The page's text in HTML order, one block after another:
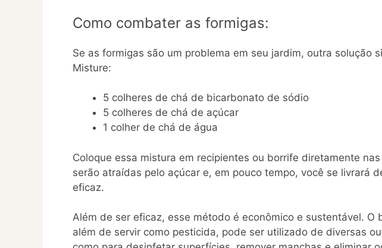
Como combater as formigas:
Se as formigas são um problema em seu jardim, outra solução
Misture:
5 colheres de chá de bicarbonato de sódio
5 colheres de chá de açúcar
1 colher de chá de água
Coloque essa mistura em recipientes ou borrife diretamente
serão atraídas pelo açúcar e, em pouco tempo, você se livrará
eficaz.
Além de ser eficaz, esse método é econômico e sustentável. O
além de servir como pesticida, pode ser utilizado de diversas